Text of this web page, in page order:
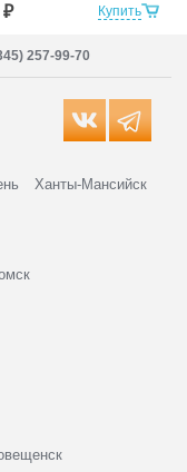
Купить
₽
257-99-70
Ханты-Мансийск